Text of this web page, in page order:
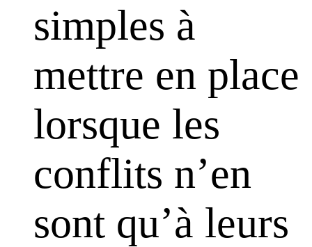
simples à
mettre en place
lorsque les
conflits n’en
sont qu’à leurs